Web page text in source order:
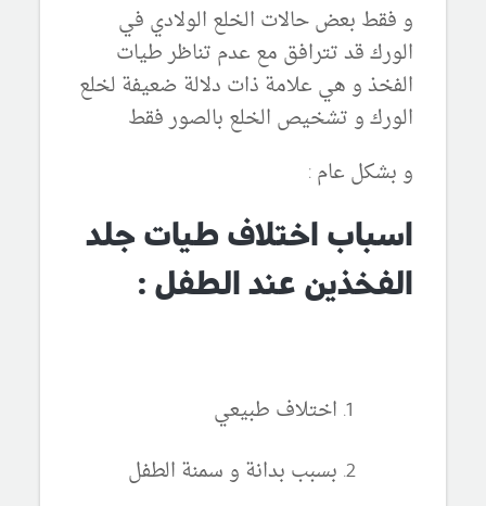
و فقط بعض حالات الخلع الولادي في
الورك قد تترافق مع عدم تناظر طيات
الفخذ و هي علامة ذات دلالة ضعيفة لخلع
الورك و تشخيص الخلع بالصور فقط
و بشكل عام :
اسباب اختلاف طيات جلد
الفخذين عند الطفل :
اختلاف طبيعي
بسبب بدانة و سمنة الطفل